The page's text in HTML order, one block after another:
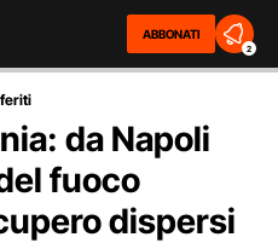
ABBONATI
2
da Napoli
fuoco
dispersi